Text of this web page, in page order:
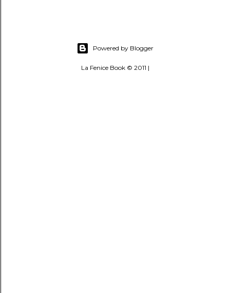
Powered by Blogger
La Fenice Book © 2011 |